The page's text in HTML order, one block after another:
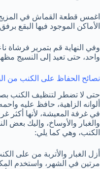
اغمس قطعة القماش في
الأماكن الموجود فيها البقع
وفي النهاية قم بتمرير فرشاة
واحد، حتى تعيد إلى النسيج
نصائح الحفاظ على الكنب من
حتى لا تضطر لتنظيف الكنب
ألوانه الزاهية، حافظ عليه
في غرفة المعيشة، لأنها أكثر
والغبار والأوساخ، وإليك بعض
الكنب، وهي كما يلي:
أزل الغبار والأتربة من على
مرتين في الشهر، واستخدم